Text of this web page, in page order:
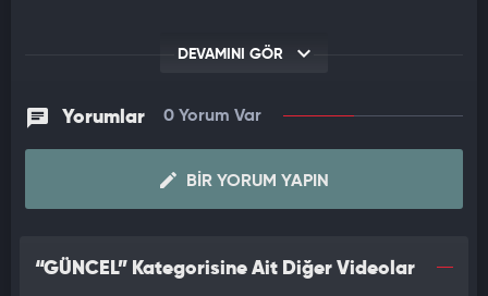
DEVAMINI GÖR
Yorumlar 0 Yorum Var
BIR YORUM YAPIN
“GÜNCEL” Kategorisine Ait Diğer Videolar